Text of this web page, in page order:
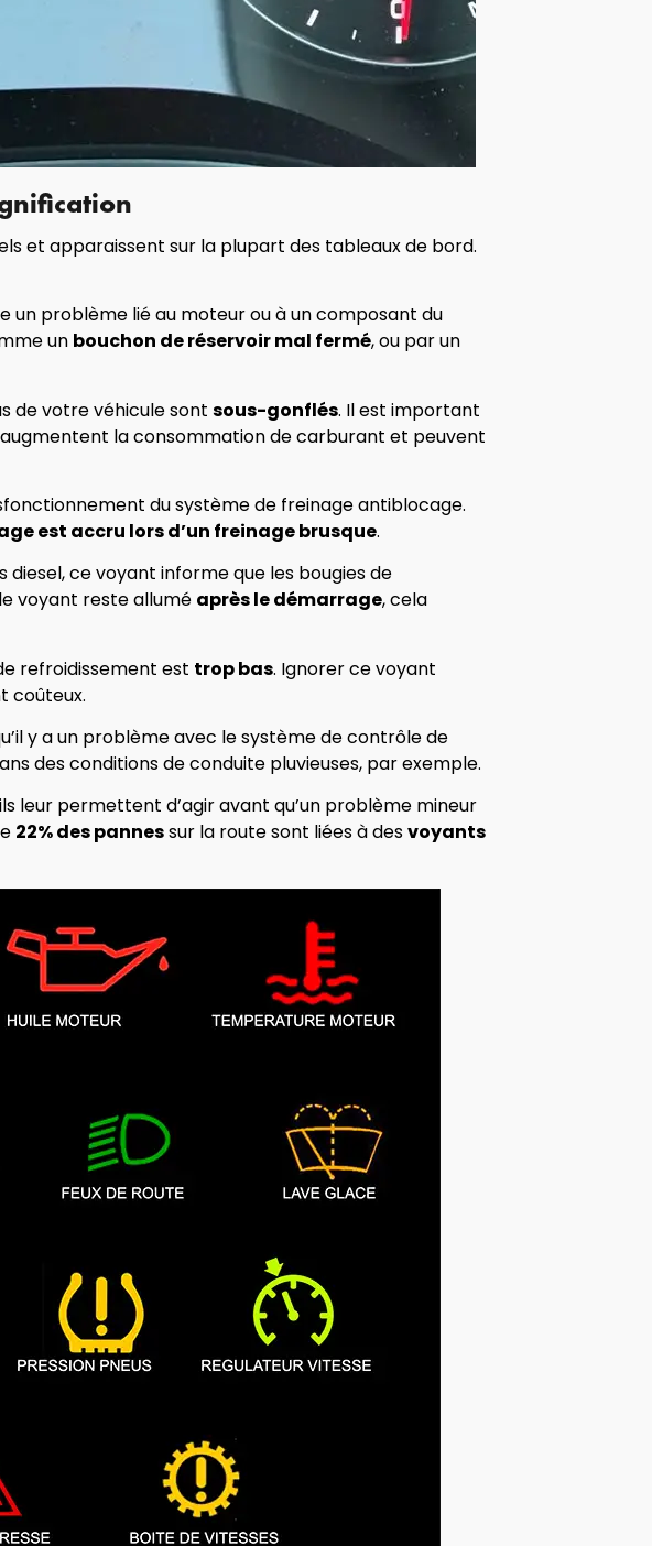
et apparaissent sur la plupart des tableaux de bord.
un problème lié au moteur ou à un composant du
un bouchon de réservoir mal fermé, ou par un
de votre véhicule sont sous-gonflés. Il est important
la consommation de carburant et peuvent
du système de freinage antiblocage.
est accru lors d’un freinage brusque.
diesel, ce voyant informe que les bougies de
voyant reste allumé après le démarrage, cela
refroidissement est trop bas. Ignorer ce voyant
coûteux.
y a un problème avec le système de contrôle de
des conditions de conduite pluvieuses, par exemple.
leur permettent d’agir avant qu’un problème mineur
22% des pannessur la route sont liées à desvoyants